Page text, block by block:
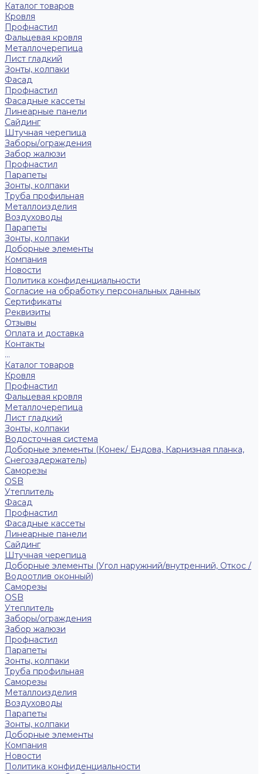
Каталог товаров
Кровля
Профнастил
Фальцевая кровля
Металлочерепица
Лист гладкий
Зонты, колпаки
Фасад
Профнастил
Фасадные кассеты
Линеарные панели
Сайдинг
Штучная черепица
Заборы/ограждения
Забор жалюзи
Профнастил
Парапеты
Зонты, колпаки
Труба профильная
Металлоизделия
Воздуховоды
Парапеты
Зонты, колпаки
Доборные элементы
Компания
Новости
Политика конфиденциальности
Согласие на обработку персональных данных
Сертификаты
Реквизиты
Отзывы
Оплата и доставка
Контакты
...
Каталог товаров
Кровля
Профнастил
Фальцевая кровля
Металлочерепица
Лист гладкий
Зонты, колпаки
Водосточная система
Доборные элементы (Конек/ Ендова, Карнизная планка,
Снегозадержатель)
Саморезы
ОSB
Утеплитель
Фасад
Профнастил
Фасадные кассеты
Линеарные панели
Сайдинг
Штучная черепица
Доборные элементы (Угол наружний/внутренний, Откос /
Водоотлив оконный)
Саморезы
OSB
Утеплитель
Заборы/ограждения
Забор жалюзи
Профнастил
Парапеты
Зонты, колпаки
Труба профильная
Саморезы
Металлоизделия
Воздуховоды
Парапеты
Зонты, колпаки
Доборные элементы
Компания
Новости
Политика конфиденциальности